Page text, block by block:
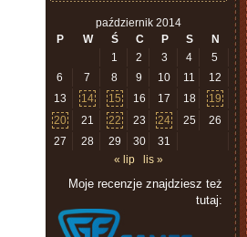
październik 2014
P
W Ś C P S
N
1
2 3 4
5
6
7 8 9 10 11
12
13
14 15 16 17 18
19
20
21 22 23 24 25
26
27
28 29 30
31
« lip
lis »
Moje recenzje znajdziesz też
tutaj: